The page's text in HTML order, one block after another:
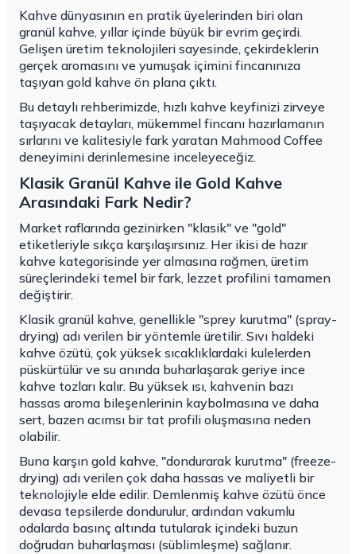
Kahve dünyasının en pratik üyelerinden biri olan
granül kahve, yıllar içinde büyük bir evrim geçirdi.
Gelişen üretim teknolojileri sayesinde, çekirdeklerin
gerçek aromasını ve yumuşak içimini fincanınıza
taşıyan gold kahve ön plana çıktı.
Bu detaylı rehberimizde, hızlı kahve keyfinizi zirveye
taşıyacak detayları, mükemmel fincanı hazırlamanın
sırlarını ve kalitesiyle fark yaratan Mahmood Coffee
deneyimini derinlemesine inceleyeceğiz.
Klasik Granül Kahve ile Gold Kahve
Arasındaki Fark Nedir?
Market raflarında gezinirken "klasik" ve "gold"
etiketleriyle sıkça karşılaşırsınız. Her ikisi de hazır
kahve kategorisinde yer almasına rağmen, üretim
süreçlerindeki temel bir fark, lezzet profilini tamamen
değiştirir.
Klasik granül kahve, genellikle "sprey kurutma" (spray-
drying) adı verilen bir yöntemle üretilir. Sıvı haldeki
kahve özütü, çok yüksek sıcaklıklardaki kulelerden
püskürtülür ve su anında buharlaşarak geriye ince
kahve tozları kalır. Bu yüksek ısı, kahvenin bazı
hassas aroma bileşenlerinin kaybolmasına ve daha
sert, bazen acımsı bir tat profili oluşmasına neden
olabilir.
Buna karşın gold kahve, "dondurarak kurutma" (freeze-
drying) adı verilen çok daha hassas ve maliyetli bir
teknolojiyle elde edilir. Demlenmiş kahve özütü önce
devasa tepsilerde dondurulur, ardından vakumlu
odalarda basınç altında tutularak içindeki buzun
doğrudan buharlaşması (süblimleşme) sağlanır.